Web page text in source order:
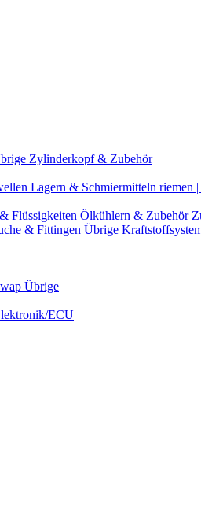
Zylinderkopf & Zubehör
Lagern & Schmiermitteln riemen
Flüssigkeiten Ölkühlern & Zubehör
& Fittingen Übrige
Übrige
ECU